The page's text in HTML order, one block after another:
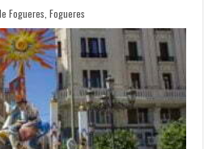
Fogueres ,Fogueres